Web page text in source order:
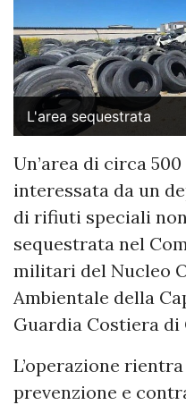
L'area sequestrata
Un’area di circa
interessata da un
di rifiuti speciali
sequestrata nel
militari del Nucleo
Ambientale della
Guardia Costiera di
L’operazione
prevenzione e